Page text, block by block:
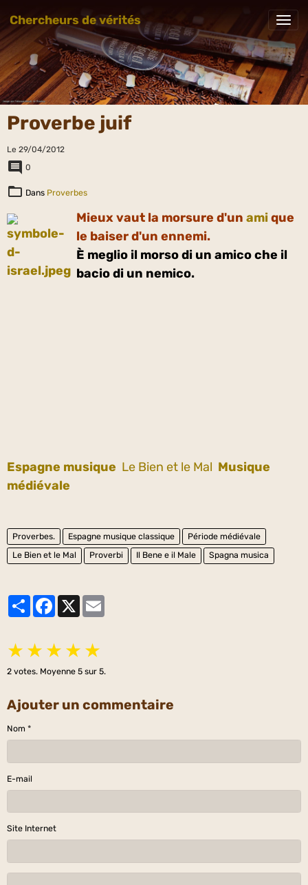
Chercheurs de vérités
Proverbe juif
Le 29/04/2012
0
Dans Proverbes
Mieux vaut la morsure d'un ami que
le baiser d'un ennemi.
È meglio il morso di un amico che il
bacio di un nemico.
Espagne musique Le Bien et le Mal Musique
médiévale
Proverbes. Espagne musique classique
Période médiévale
Le Bien et le Mal
Proverbi Il Bene e il Male Spagna musica
PartagerFacebook
★ ★ ★ ★ ★
2 votes. Moyenne 5 sur 5.
Ajouter un commentaire
Nom
E-mail
Site Internet